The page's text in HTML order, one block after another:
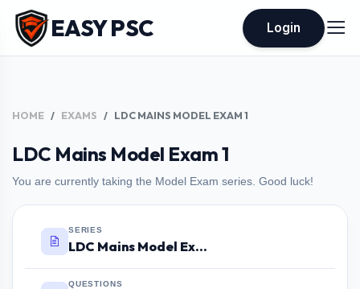
EASY PSC Login
HOME EXAMS LDC MAINS MODEL EXAM 1
LDC Mains Model Exam 1
You are currently taking the Model Exam series. Good luck!
SERIES
LDC Mains Model Exam 1
QUESTIONS